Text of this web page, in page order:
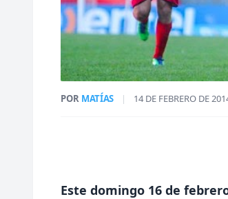
POR MATÍAS | 14 DE FEBRERO DE
Este domingo 16 de